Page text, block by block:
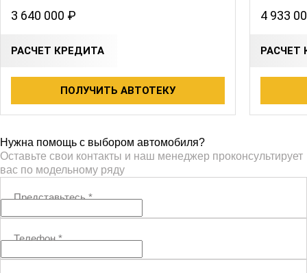
3 640 000 ₽
РАСЧЕТ КРЕДИТА
ПОЛУЧИТЬ АВТОТЕКУ
4 933
РАСЧЕТ
Нужна помощь с выбором автомобиля?
Оставьте свои контакты и наш менеджер проконсультирует
вас по модельному ряду
Представьтесь*
Телефон*